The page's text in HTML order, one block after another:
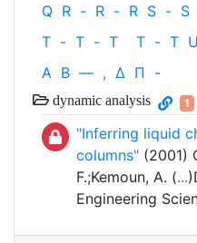
Q R - R - R S - S
T - T - T T - T U
Α Β — , Δ Π -
dynamic analysis 1
"Inferring liquid
columns" (2001)
F.;Kemoun, A. (...
Engineering